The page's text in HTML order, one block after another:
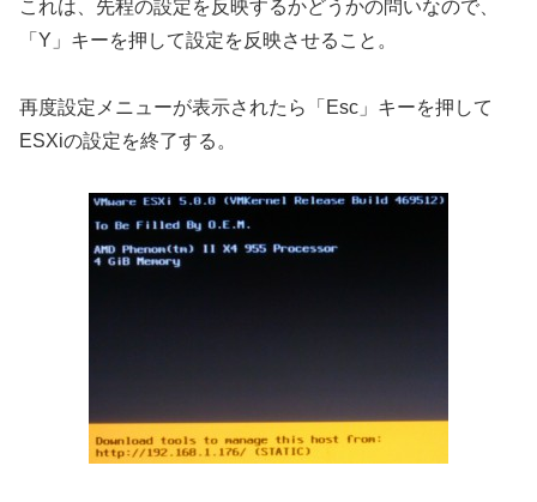
これは、先程の設定を反映するかどうかの問いなので、
「Y」キーを押して設定を反映させること。
再度設定メニューが表示されたら「Esc」キーを押して
ESXiの設定を終了する。